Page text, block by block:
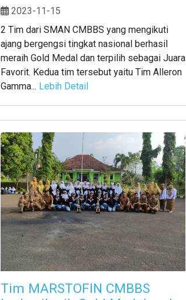
2023-11-15
2 Tim dari SMAN CMBBS yang mengikuti
ajang bergengsi tingkat nasional berhasil
meraih Gold Medal dan terpilih sebagai Juara
Favorit. Kedua tim tersebut yaitu Tim Alleron
Gamma... Lebih Detail
Tim MARSTOFIN CMBBS